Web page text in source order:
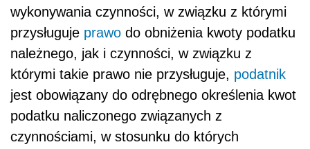
wykonywania czynności, w związku z którymi
przysługuje prawo do obniżenia kwoty podatku
należnego, jak i czynności, w związku z
którymi takie prawo nie przysługuje, podatnik
jest obowiązany do odrębnego określenia kwot
podatku naliczonego związanych z
czynnościami, w stosunku do których